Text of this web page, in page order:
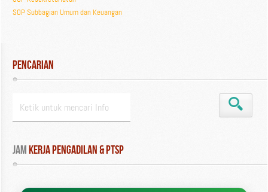
SOP Subbagian Umum dan Keuangan
Pencarian
Jam Kerja Pengadilan & PTSP